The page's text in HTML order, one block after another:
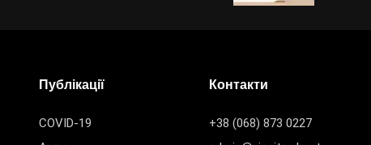
Публікації
COVID-19
Контакти
+38 (068) 873 0227